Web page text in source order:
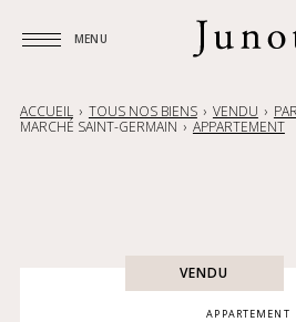
MENU
ACCUEIL TOUS NOS BIENS VENDU
MARCHÉ SAINT-GERMAIN APPARTEMENT
VENDU
APPARTEMENT